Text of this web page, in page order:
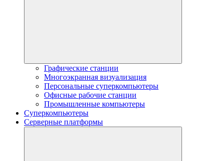
Графические станции
Многоэкранная визуализация
Персональные суперкомпьютеры
Офисные рабочие станции
Промышленные компьютеры
Суперкомпьютеры
Серверные платформы